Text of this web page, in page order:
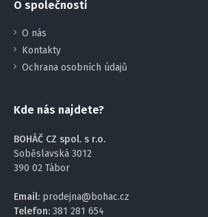
O společnosti
O nás
Kontakty
Ochrana osobních údajů
Kde nás najdete?
BOHÁČ CZ spol. s r.o.
Soběslavská 3012
390 02 Tábor
Email: prodejna@bohac.cz
Telefon: 381 281 654